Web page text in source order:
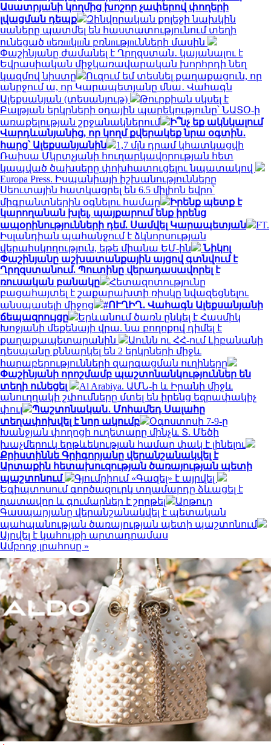
Ասատրյանի կողմից խոշոր չափերով փողերի
լվացման դեպք
Զինվորական քոլեջի նախկին
սաները պատմել են հաստատությունում տեղի
ունեցած uեռшկшն բռնnւթյnւնների մասին
Փաշինյանը ժամանել է Ղրղզստան․ կայանալու է
Եվրասիական միջկառավարական խորհրդի նեղ
կազմով նիստը
Ուզում եմ տեսնել քաղաքացուն, որ
անրջում ա, որ Կարապետյանը մնա․ Վահագն
Ալեքսանյան (տեսանյութ)
Թուրքիան սկսել է
Բալթյան երկրների օդային պարեկությունը՝ ՆԱՏՕ-ի
առաքելության շրջանակներում
Ի՞նչ եք ակնկալում
Վարդևանյանից, որ կողմ քվերակեք նրա օգտին․
հարց՝ Ալեքսանյանին
1,7 մլն դրամ կհատկացվի
Ռաիսա Մկրտչյանի հուղարկավորության հետ
կապված ծախսերը փոխհատուցելու նպատակով
Europa Press. Իսպանիայի իշխանությունները
Սեուտային հատկացրել են 6.5 միլիոն եվրո՝
միգրանտներին օգնելու համար
Իրենք պետք է
կարողանան խլել, պայքարում ենք իրենց
ապօրինությունների դեմ. Սամվել Կարապետյան
FT.
Իսլանդիան պահանջում է ձկնորսության
վերահսկողություն, եթե միանա ԵՄ-ին
Նիկոլ
Փաշինյանը աշխատանքային այցով գտնվում է
Ղրղզստանում. Պուտինը վերադասավորել է
ռուսական բանակը
Հետազոտությունը
բացահայտել է շաքարախտի ռիսկը նվազեցնելու
անսպասելի միջոց
#ՈՒՂԻՂ․ Վահագն Ալեքսանյանի
ճեպազրույցը
Երևանում ծառն ընկել է Հասմիկ
Խոջյանի մեքենայի վրա. նա բողոքով դիմել է
քաղաքապետարանին
Աունն ու ՀՀ-ում Լիբանանի
դեսպանը քննարկել են 2 երկրների միջև
հարաբերությունների զարգացման ուղիները
Փաշինյանի որոշմամբ պաշտոնանկություններ են
տեղի ունեցել
Al Arabiya. ԱՄՆ-ի և Իրանի միջև
անուղղակի շփումները մտել են իրենց եզրափակիչ
փուլ
Պաշտոնական․ Մոհամեդ Սալահը
տեղափոխվել է նոր ակումբ
Օգոստոսի 7-9-ը
Խանջյան փողոցի ուղետարը մինչև Տ. Մեծի
խաչմերուկ երթևեկության համար փակ է լինելու
Քրիստիննե Գրիգորյանը վերանշանակվել է
Արտաքին հետախուզության ծառայության պետի
պաշտոնում
Գյումրիում «Գազել» է այրվել
Եգիպտոսում գործազուրկ տղամարդը ձևացել է
դատավոր և գումարներ է շորթել
Արթուր
Գասպարյանը վերանշանակվել է պետական
պահպանության ծառայության պետի պաշտոնում
Այրվել է կահույքի արտադրամաս
Ամբողջ լրահոսը »